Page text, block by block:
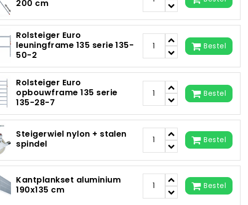
200 cm
Rolsteiger Euro
leuningframe 135 serie 135-
50-2
Bestel
Rolsteiger Euro
opbouwframe 135 serie
135-28-7
Bestel
Steigerwiel nylon + stalen
spindel
Bestel
Kantplankset aluminium
190x135 cm
Bestel